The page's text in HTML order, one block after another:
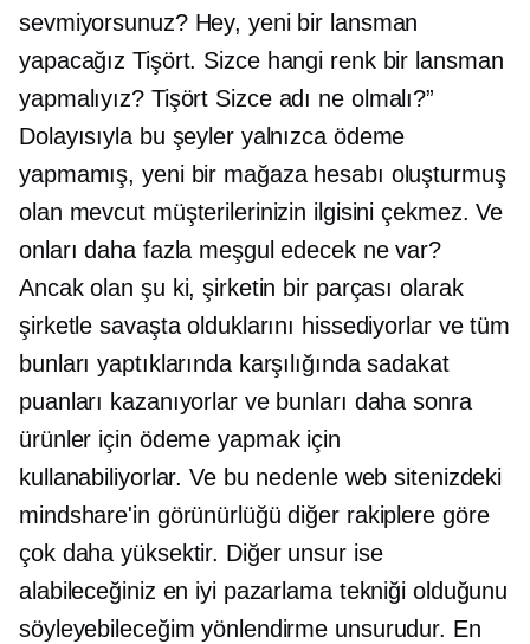
sevmiyorsunuz? Hey, yeni bir lansman
yapacağızTişört. Sizce hangi renk bir lansman
yapmalıyız? Tişört Sizce adı ne olmalı?”
Dolayısıyla bu şeyler yalnızca ödeme
yapmamış, yeni bir mağaza hesabı oluşturmuş
olan mevcut müşterilerinizin ilgisini çekmez. Ve
onları daha fazla meşgul edecek ne var?
Ancak olan şu ki, şirketin bir parçası olarak
şirketle savaşta olduklarını hissediyorlar ve tüm
bunları yaptıklarında karşılığında sadakat
puanları kazanıyorlar ve bunları daha sonra
ürünler için ödeme yapmak için
kullanabiliyorlar. Ve bu nedenle web sitenizdeki
mindshare'in görünürlüğü diğer rakiplere göre
çok daha yüksektir. Diğer unsur ise
alabileceğiniz en iyi pazarlama tekniği olduğunu
söyleyebileceğim yönlendirme unsurudur. En